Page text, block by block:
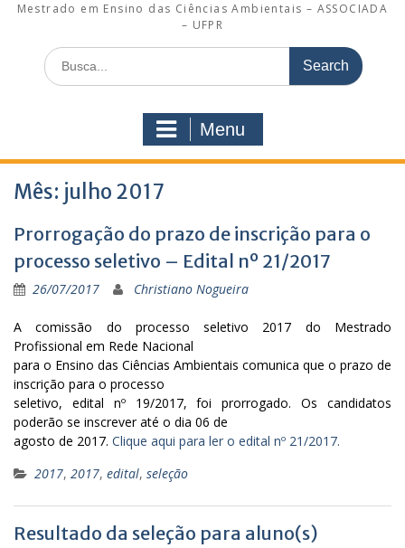
Mestrado em Ensino das Ciências Ambientais – ASSOCIADA
– UFPR
Search
for:
Menu
Mês: julho 2017
Prorrogação do prazo de inscrição para o
processo seletivo – Edital nº 21/2017
26/07/2017 Christiano Nogueira
A comissão do processo seletivo 2017 do Mestrado
Profissional em Rede Nacional
para o Ensino das Ciências Ambientais comunica que o prazo de
inscrição para o processo
seletivo, edital nº 19/2017, foi prorrogado. Os candidatos
poderão se inscrever até o dia 06 de
agosto de 2017. Clique aqui para ler o edital nº 21/2017.
2017, 2017, edital, seleção
Resultado da seleção para aluno(s)